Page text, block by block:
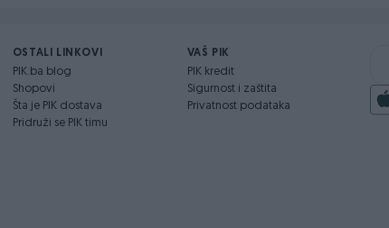
OSTALI LINKOVI
PIK.ba blog
Shopovi
Šta je PIK dostava
Pridruži se PIK timu
VAŠ PIK
PIK kredit
Sigurnost i zaštita
Privatnost podataka